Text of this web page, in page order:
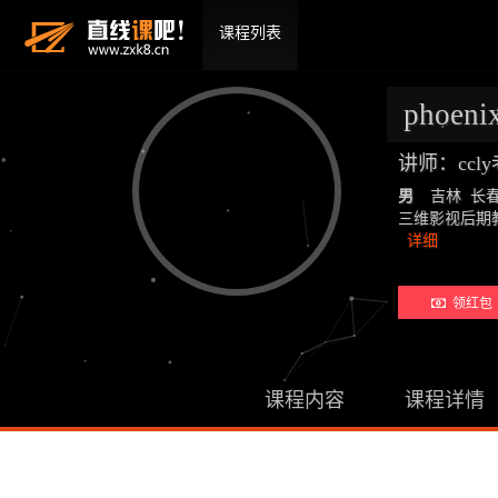
课程列表
讲师：ccly
男
吉林 长
三维影视后期
详细
领红包
课程内容 课程详情